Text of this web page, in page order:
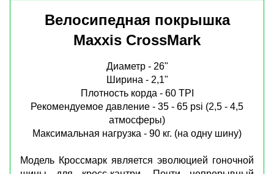
Велосипедная покрышка
Maxxis CrossMark
Диаметр - 26"
Ширина - 2,1"
Плотность корда - 60 TPI
Рекомендуемое давление - 35 - 65 psi (2,5 - 4,5
атмосферы)
Максимальная нагрузка - 90 кг. (на одну шину)
Модель Кроссмарк является эволюцией гоночной